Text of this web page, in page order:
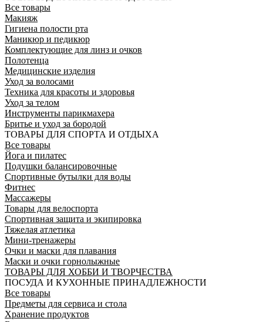
Все товары
Макияж
Гигиена полости рта
Маникюр и педикюр
Комплектующие для линз и очков
Полотенца
Медицинские изделия
Уход за волосами
Техника для красоты и здоровья
Уход за телом
Инструменты парикмахера
Бритье и уход за бородой
ТОВАРЫ ДЛЯ СПОРТА И ОТДЫХА
Все товары
Йога и пилатес
Подушки балансировочные
Спортивные бутылки для воды
Фитнес
Массажеры
Товары для велоспорта
Спортивная защита и экипировка
Тяжелая атлетика
Мини-тренажеры
Очки и маски для плавания
Маски и очки горнолыжные
ТОВАРЫ ДЛЯ ХОББИ И ТВОРЧЕСТВА
ПОСУДА И КУХОННЫЕ ПРИНАДЛЕЖНОСТИ
Все товары
Предметы для сервиса и стола
Хранение продуктов